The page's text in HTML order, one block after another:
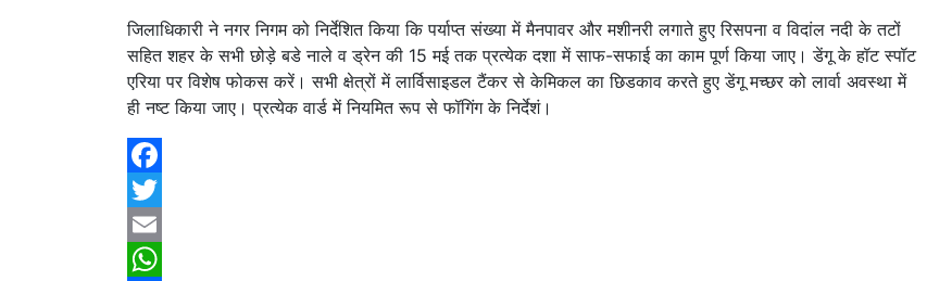
जिलाधिकारी ने नगर निगम को निर्देशित किया कि पर्याप्त संख्या में मैनपावर और मशीनरी लगाते हुए रिसपना व विदांल नदी के तटों
सहित शहर के सभी छोड़े बडे नाले व ड्रेन की 15 मई तक प्रत्येक दशा में साफ-सफाई का काम पूर्ण किया जाए। डेंगू के हॉट स्पॉट
एरिया पर विशेष फोकस करें। सभी क्षेत्रों में लार्विसाइडल टैंकर से केमिकल का छिडकाव करते हुए डेंगू मच्छर को लार्वा अवस्था में
ही नष्ट किया जाए। प्रत्येक वार्ड में नियमित रूप से फॉगिंग के निर्देशं।
Facebook
Twitter
Email